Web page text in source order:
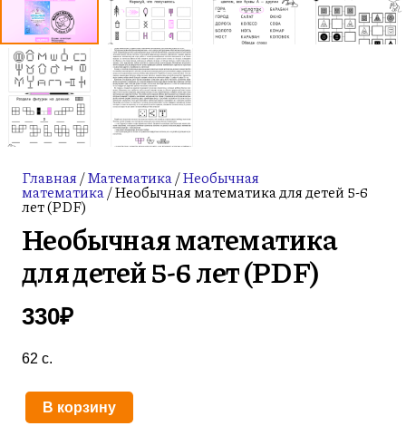
Главная/Математика/Необычная
математика/ Необычная математика для детей 5-6
лет (PDF)
Необычная математика
для детей 5-6 лет (PDF)
330₽
62 c.
Количество
В корзину